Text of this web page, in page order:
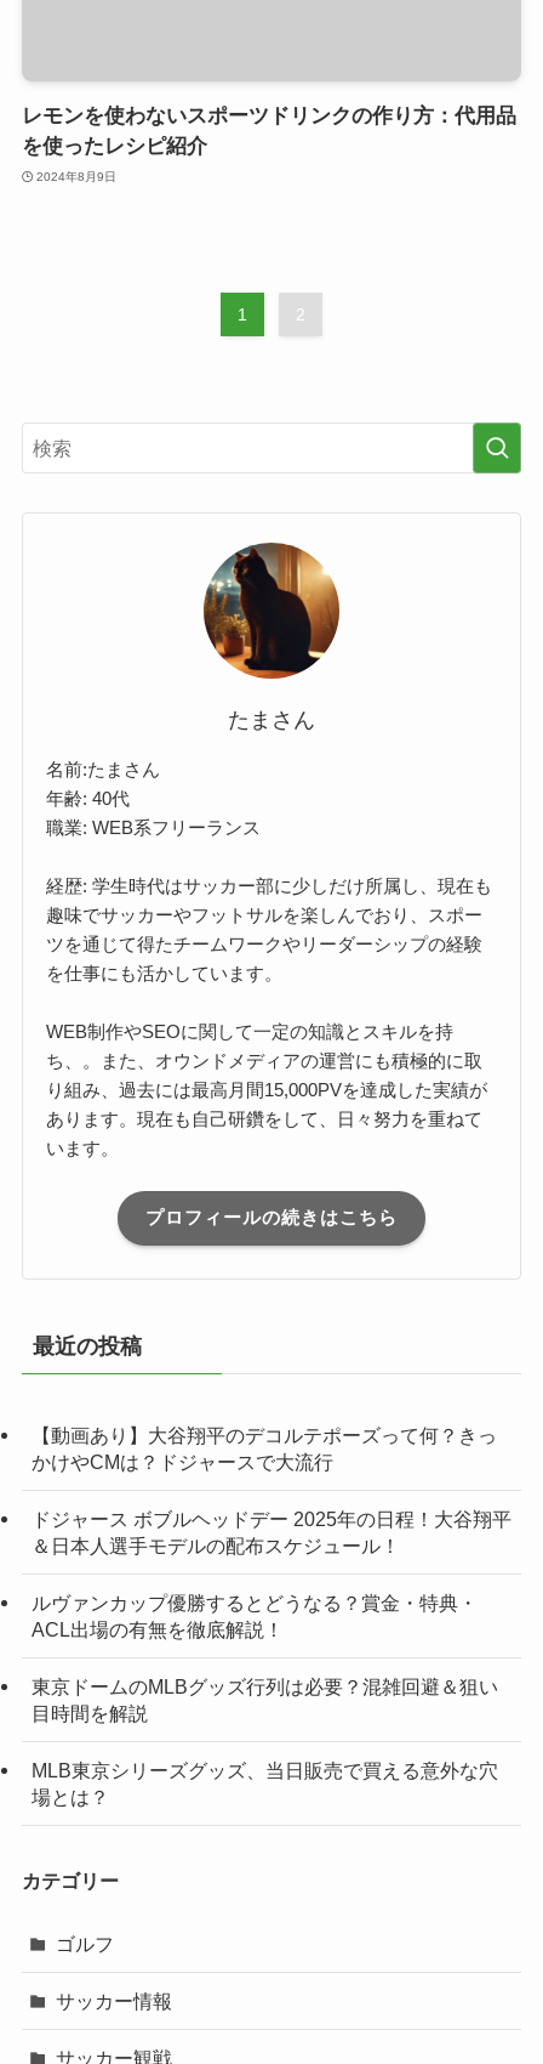
レモンを使わないスポーツドリンクの作り方：代用品
を使ったレシピ紹介
2024年8月9日
1 2
たまさん
名前:たまさん
年齢: 40代
職業: WEB系フリーランス
経歴: 学生時代はサッカー部に少しだけ所属し、現在も
趣味でサッカーやフットサルを楽しんでおり、スポー
ツを通じて得たチームワークやリーダーシップの経験
を仕事にも活かしています。
WEB制作やSEOに関して一定の知識とスキルを持
ち、。また、オウンドメディアの運営にも積極的に取
り組み、過去には最高月間15,000PVを達成した実績が
あります。現在も自己研鑽をして、日々努力を重ねて
います。
プロフィールの続きはこちら
最近の投稿
【動画あり】大谷翔平のデコルテポーズって何？きっ
かけやCMは？ドジャースで大流行
ドジャース ボブルヘッドデー 2025年の日程！大谷翔平
＆日本人選手モデルの配布スケジュール！
ルヴァンカップ優勝するとどうなる？賞金・特典・
ACL出場の有無を徹底解説！
東京ドームのMLBグッズ行列は必要？混雑回避＆狙い
目時間を解説
MLB東京シリーズグッズ、当日販売で買える意外な穴
場とは？
カテゴリー
ゴルフ
サッカー情報
サッカー観戦